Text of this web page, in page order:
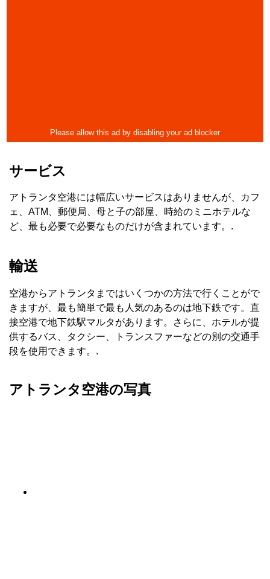
サービス
アトランタ空港には幅広いサービスはありませんが、カフ
ェ、ATM、郵便局、母と子の部屋、時給のミニホテルな
ど、最も必要で必要なものだけが含まれています。.
輸送
空港からアトランタまではいくつかの方法で行くことがで
きますが、最も簡単で最も人気のあるのは地下鉄です。直
接空港で地下鉄駅マルタがあります。さらに、ホテルが提
供するバス、タクシー、トランスファーなどの別の交通手
段を使用できます。.
アトランタ空港の写真